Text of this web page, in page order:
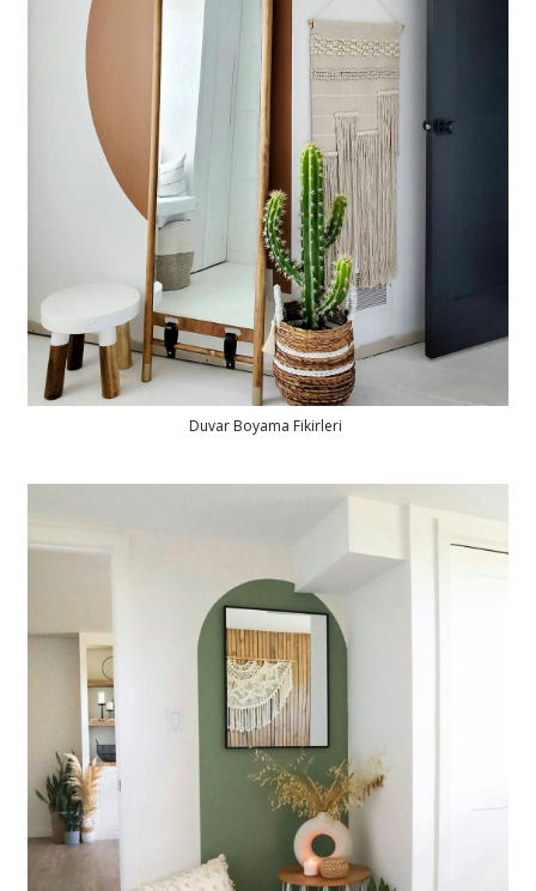
Duvar Boyama Fikirleri